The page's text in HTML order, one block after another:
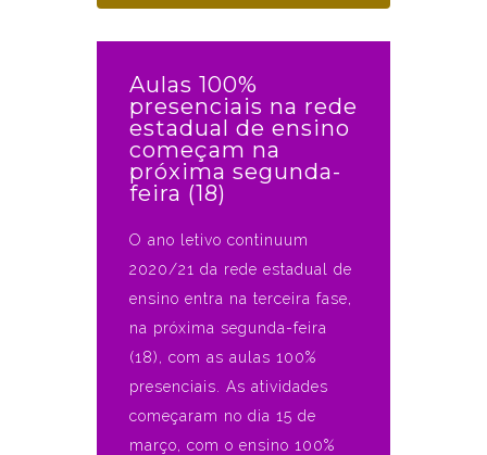
Aulas 100%
presenciais na rede
estadual de ensino
começam na
próxima segunda-
feira (18)
O ano letivo continuum
2020/21 da rede estadual de
ensino entra na terceira fase,
na próxima segunda-feira
(18), com as aulas 100%
presenciais. As atividades
começaram no dia 15 de
março, com o ensino 100%